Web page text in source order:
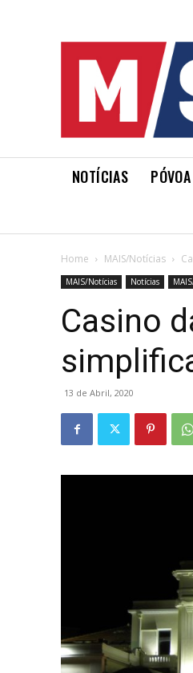
NOTÍCIAS
Home MAIS/Notícias
MAIS/Notícias Notícias
Casino
13 de Abril, 2020